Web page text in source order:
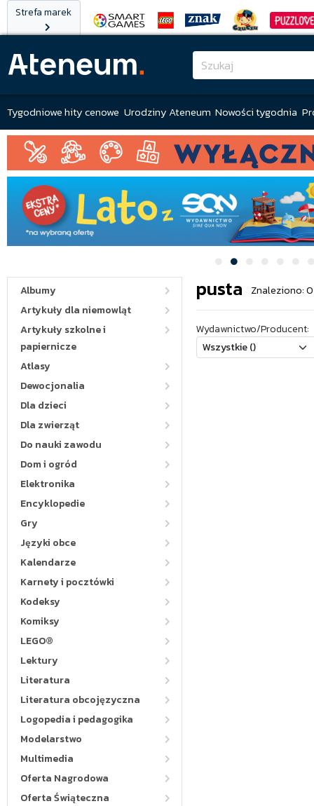
Strefa marek
Tygodniowe hity cenowe Urodziny Ateneum Nowości tygodnia
Albumy
Artykuły dla niemowląt
Artykuły szkolne i
papiernicze
Atlasy
Dewocjonalia
Dla dzieci
Dla zwierząt
Do nauki zawodu
Dom i ogród
Elektronika
Encyklopedie
Gry
Języki obce
Kalendarze
Karnety i pocztówki
Kodeksy
Komiksy
LEGO®
Lektury
Literatura
Literatura obcojęzyczna
Logopedia i pedagogika
Modelarstwo
Multimedia
Oferta Nagrodowa
Oferta Świąteczna
pusta Znaleziono:
Wydawnictwo/Producent: